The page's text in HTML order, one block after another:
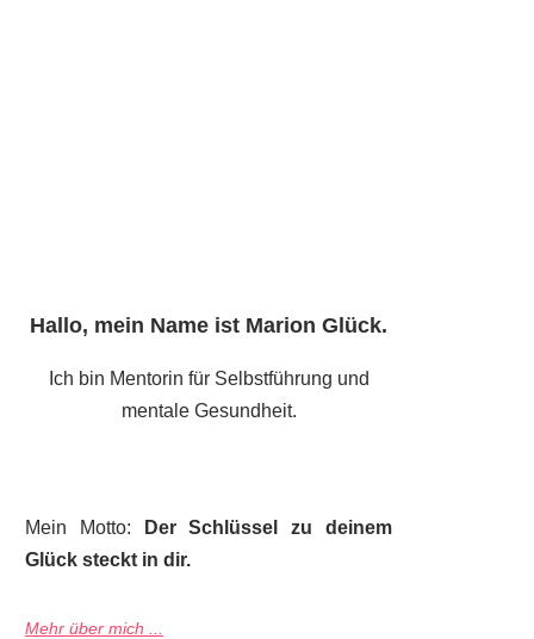
Hallo, mein Name ist Marion Glück.
Ich bin Mentorin für Selbstführung und
mentale Gesundheit.
Mein Motto:
Der Schlüssel zu deinem
Glück steckt in dir.
Mehr über mich ...